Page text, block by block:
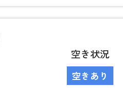
空き状況
空きあり